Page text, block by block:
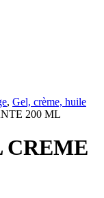
, Gel, crème, huile
200 ML
CREME